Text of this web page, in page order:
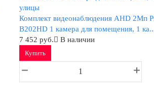
Комплект видеонаблюдения AHD 2Мп
B202HD 1 камера для помещения, 1
7 452 руб.
В наличии
Купить